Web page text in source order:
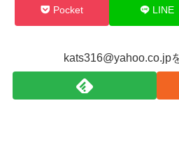
Pocket LINE
kats316@yahoo.co.jp